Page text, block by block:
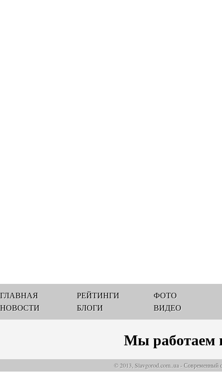
ГЛАВНАЯ
НОВОСТИ
РЕЙТИНГИ
БЛОГИ
ФОТО
ВИДЕО
Мы работаем
© 2013, Slavgorod.com..ua - Современный